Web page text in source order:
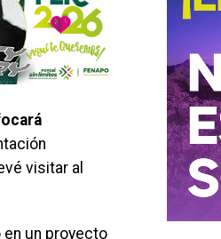
visitar al
en un proyecto